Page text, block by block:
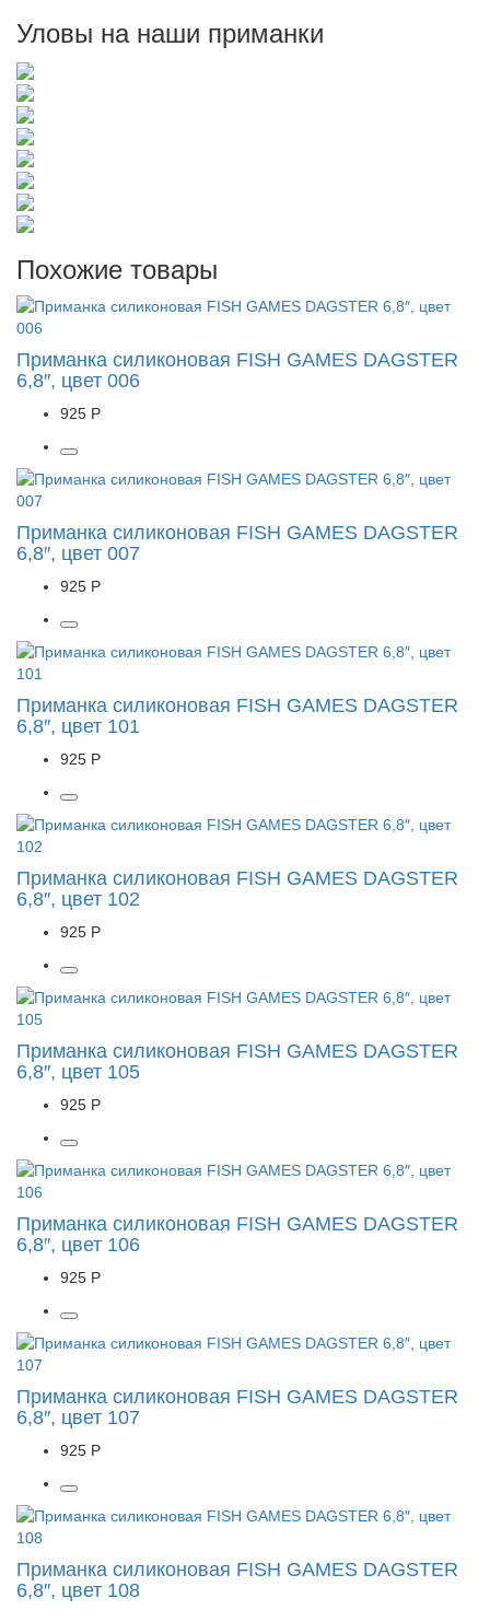
Уловы на наши приманки
Похожие товары
Приманка силиконовая FISH GAMES DAGSTER
6,8″, цвет 006
925 Р
Приманка силиконовая FISH GAMES DAGSTER
6,8″, цвет 007
925 Р
Приманка силиконовая FISH GAMES DAGSTER
6,8″, цвет 101
925 Р
Приманка силиконовая FISH GAMES DAGSTER
6,8″, цвет 102
925 Р
Приманка силиконовая FISH GAMES DAGSTER
6,8″, цвет 105
925 Р
Приманка силиконовая FISH GAMES DAGSTER
6,8″, цвет 106
925 Р
Приманка силиконовая FISH GAMES DAGSTER
6,8″, цвет 107
925 Р
Приманка силиконовая FISH GAMES DAGSTER
6,8″, цвет 108